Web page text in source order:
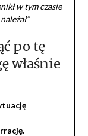
w tym czasie
po tę
właśnie